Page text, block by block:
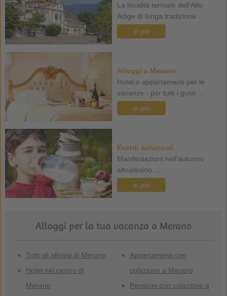
La località termale dell'Alto
Adige di lunga tradizione ...
di più
Alloggi a Merano
Hotel o appartamenti per le
vacanze - per tutti i gusti ...
di più
Eventi autunnali
Manifestazioni nell'autunno
altoatesino ...
di più
Alloggi per la tua vacanza a Merano
Tutti gli alloggi di Merano
Hotel nel centro di
Merano
Appartamenti con
colazione a Merano
Pensioni con colazione a